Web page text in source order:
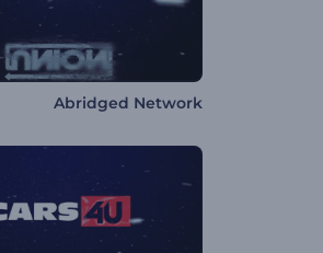
Abridged Network